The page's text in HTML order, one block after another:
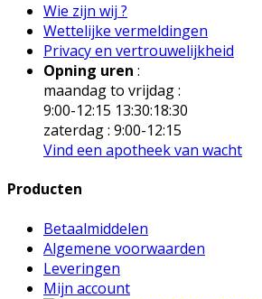
Wie zijn wij ?
Wettelijke vermeldingen
Privacy en vertrouwelijkheid
Opning uren :
maandag to vrijdag :
9:00-12:15 13:30:18:30
zaterdag : 9:00-12:15
Vind een apotheek van wacht
Producten
Betaalmiddelen
Algemene voorwaarden
Leveringen
Mijn account